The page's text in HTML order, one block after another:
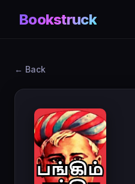
Bookstruck
← Back